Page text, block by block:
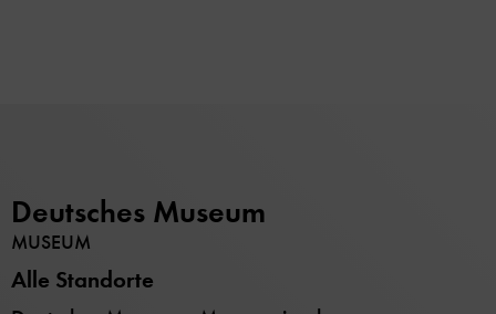
Deutsches Museum
MUSEUM
Alle Standorte